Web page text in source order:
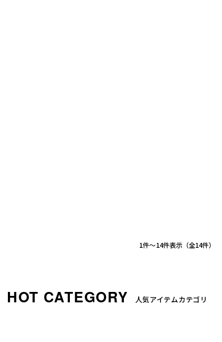
14
1 -14件表示
人気アイテムカテゴリ